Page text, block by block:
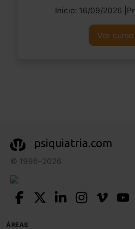
Inicio: 16/09/2026
Ver curso
psiquiatria.com
© 1996–2026
ÁREAS